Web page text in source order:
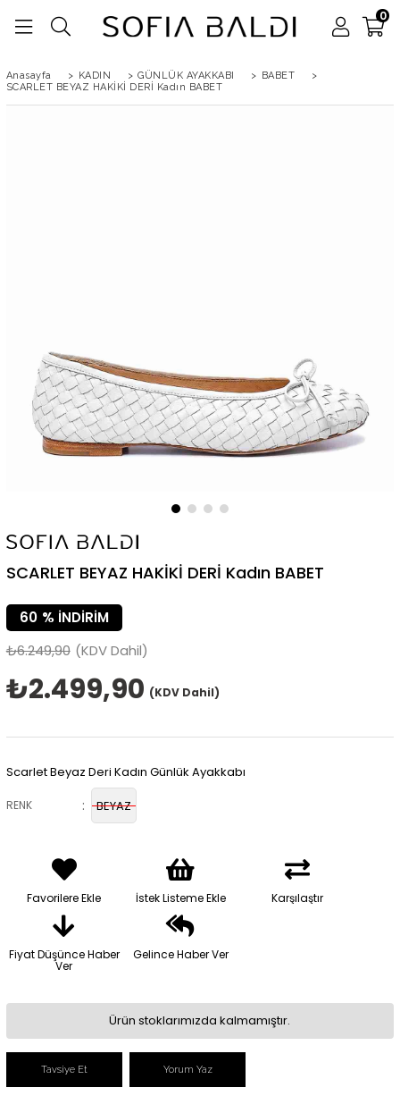
0
Anasayfa > KADIN > GÜNLÜK AYAKKABI > BABET
>
SCARLET BEYAZ HAKİKİ DERİ Kadın BABET
SCARLET BEYAZ HAKİKİ DERİ Kadın BABET
%
60
İNDIRIM
₺6.249,90 (KDV Dahil)
₺2.499,90 (KDV Dahil)
Scarlet Beyaz Deri Kadın Günlük Ayakkabı
RENK : BEYAZ
Favorilere Ekle İstek Listeme Ekle Karşılaştır
Fiyat Düşünce Haber
Ver
Gelince Haber Ver
Ürün stoklarımızda kalmamıştır.
Tavsiye Et Yorum Yaz